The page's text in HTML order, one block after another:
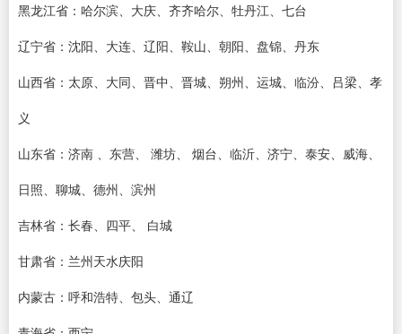
黑龙江省：哈尔滨、大庆、齐齐哈尔、牡丹江、七台
辽宁省：沈阳、大连、辽阳、鞍山、朝阳、盘锦、丹东
山西省：太原、大同、晋中、晋城、朔州、运城、临汾、吕梁、孝
义
山东省：济南 、东营、 潍坊、 烟台、临沂、济宁、泰安、威海、
日照、聊城、德州、滨州
吉林省：长春、四平、 白城
甘肃省：兰州天水庆阳
内蒙古：呼和浩特、包头、通辽